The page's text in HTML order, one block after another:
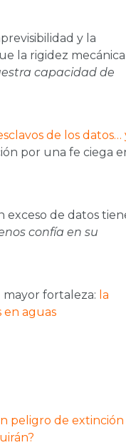
y la
la rigidez mecánica
capacidad de
de los datos…
por una fe ciega
exceso de datos
confía en su
mayor fortaleza: la
en aguas
peligro de extinción